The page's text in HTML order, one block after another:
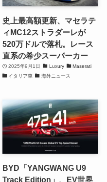
史上最高額更新、マセラテ
ィMC12ストラダーレが
520万ドルで落札。レース
直系の希少スーパーカー
2025年9月1日 Luxury
Maserati
イタリア車
海外ニュース
BYD「YANGWANG U9
Track Edition」、EV世界